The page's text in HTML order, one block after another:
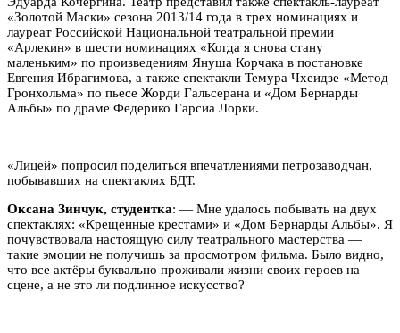
«Золотой Маски» сезона 2013/14 года в трех номинациях и
лауреат Российской Национальной театральной премии
«Арлекин» в шести номинациях «Когда я снова стану
маленьким» по произведениям Януша Корчака в постановке
Евгения Ибрагимова, а также спектакли Темура Чхеидзе «Метод
Гронхольма» по пьесе Жорди Гальсерана и «Дом Бернарды
Альбы» по драме Федерико Гарсиа Лорки.
«Лицей» попросил поделиться впечатлениями петрозаводчан,
побывавших на спектаклях БДТ.
Оксана Зинчук, студентка: — Мне удалось побывать на двух
спектаклях: «Крещенные крестами» и «Дом Бернарды Альбы». Я
почувствовала настоящую силу театрального мастерства —
такие эмоции не получишь за просмотром фильма. Было видно,
что все актёры буквально проживали жизни своих героев на
сцене, а не это ли подлинное искусство?